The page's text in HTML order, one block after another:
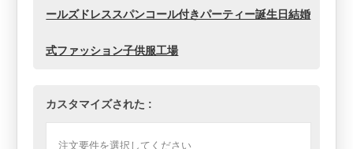
ールズドレススパンコール付きパーティー誕生日結婚
式ファッション子供服工場
カスタマイズされた :